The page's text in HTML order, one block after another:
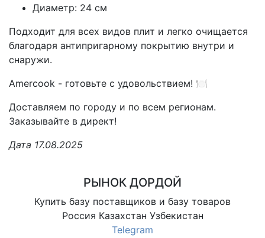
Диаметр: 24 см
Подходит для всех видов плит и легко очищается
благодаря антипригарному покрытию внутри и
снаружи.
Amercook - готовьте с удовольствием! 🍽️
Доставляем по городу и по всем регионам.
Заказывайте в директ!
Дата 17.08.2025
РЫНОК ДОРДОЙ
Купить базу поставщиков и базу товаров
Россия Казахстан Узбекистан
Telegram